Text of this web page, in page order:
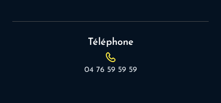
Téléphone
04 76 59 59 59